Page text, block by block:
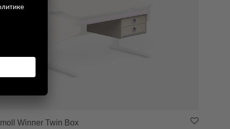
moll Winner Twin Box